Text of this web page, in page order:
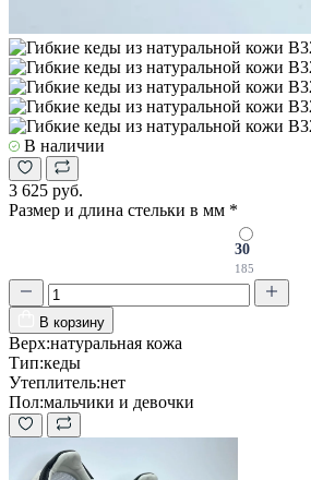
В наличии
3 625 руб.
Размер и длина стельки в мм *
30
185
В корзину
Верх:натуральная кожа
Тип:кеды
Утеплитель:нет
Пол:мальчики и девочки